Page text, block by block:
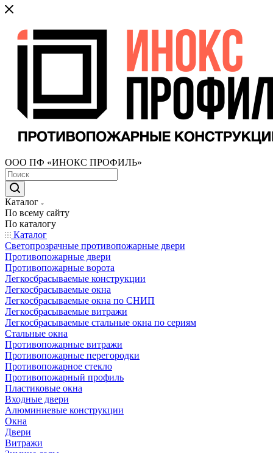
ООО ПФ «ИНОКС ПРОФИЛЬ»
Каталог
По всему сайту
По каталогу
Каталог
Светопрозрачные противопожарные двери
Противопожарные двери
Противопожарные ворота
Легкосбрасываемые конструкции
Легкосбрасываемые окна
Легкосбрасываемые окна по СНИП
Легкосбрасываемые витражи
Легкосбрасываемые стальные окна по сериям
Стальные окна
Противопожарные витражи
Противопожарные перегородки
Противопожарное стекло
Противопожарный профиль
Пластиковые окна
Входные двери
Алюминиевые конструкции
Окна
Двери
Витражи